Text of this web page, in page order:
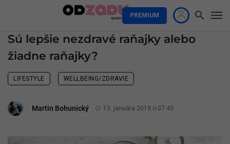
PREMIUM
Sú lepšie nezdravé raňajky alebo
žiadne raňajky?
LIFESTYLE WELLBEING/ZDRAVIE
Martin Bohunický 13. januára 2019 o 07:43